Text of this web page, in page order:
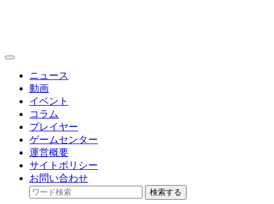
toggle
ニュース
動画
イベント
コラム
プレイヤー
ゲームセンター
運営概要
サイトポリシー
お問い合わせ
検索する